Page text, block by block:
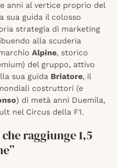
anni al vertice proprio del
sua guida il colosso
strategia di marketing
alla scuderia
Alpine, storico
del gruppo, attivo
sua guida Briatore, il
costruttori (e
) di metà anni Duemila,
nel Circus della F1.
raggiunge 1,5